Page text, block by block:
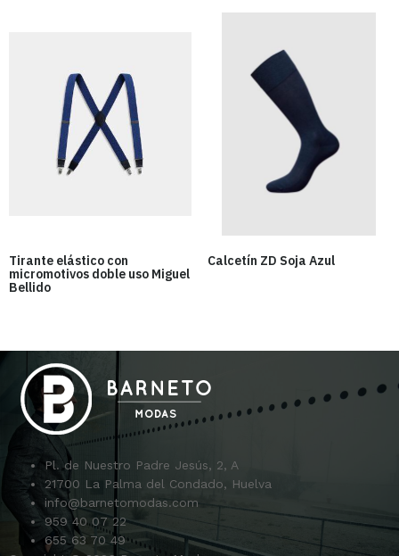
Tirante elástico con
micromotivos doble uso Miguel
Bellido
Calcetín ZD Soja Azul
Pl. de Nuestro Padre Jesús, 2, A
21700 La Palma del Condado, Huelva
info@barnetomodas.com
959 40 07 22
655 63 70 49